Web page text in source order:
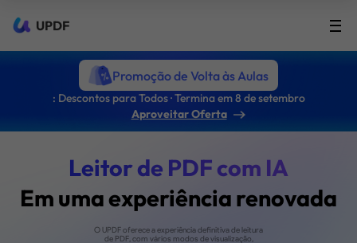
UPDF
Promoção de Volta às Aulas
: Descontos para Todos · Termina em 8 de setembro
Aproveitar Oferta
Leitor de PDF com